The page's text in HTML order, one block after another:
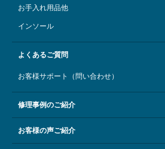
お手入れ用品他
インソール
よくあるご質問
お客様サポート（問い合わせ）
修理事例のご紹介
お客様の声ご紹介